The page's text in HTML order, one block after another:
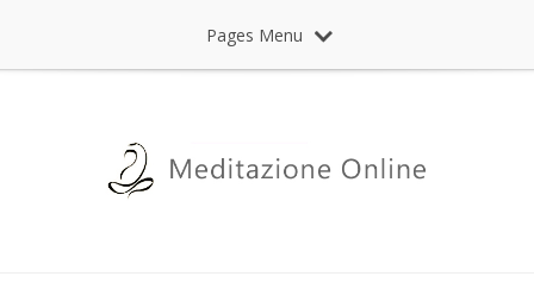
Pages Menu